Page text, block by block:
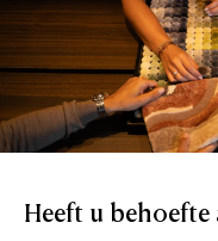
Heeft u behoefte